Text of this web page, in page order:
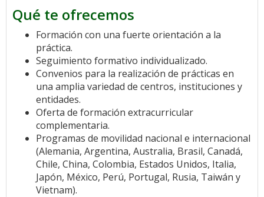
Qué te ofrecemos
Formación con una fuerte orientación a la
práctica.
Seguimiento formativo individualizado.
Convenios para la realización de prácticas en
una amplia variedad de centros, instituciones y
entidades.
Oferta de formación extracurricular
complementaria.
Programas de movilidad nacional e internacional
(Alemania, Argentina, Australia, Brasil, Canadá,
Chile, China, Colombia, Estados Unidos, Italia,
Japón, México, Perú, Portugal, Rusia, Taiwán y
Vietnam).